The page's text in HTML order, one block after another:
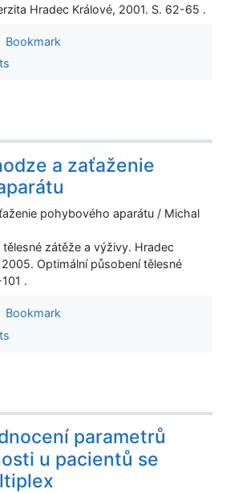
Hradec Králové, 2001. S. 62-65 .
Bookmark
a zaťaženie
pohybového aparátu / Michal
zátěže a výživy. Hradec
Optimální působení tělesné
.
Bookmark
parametrů
u pacientů se